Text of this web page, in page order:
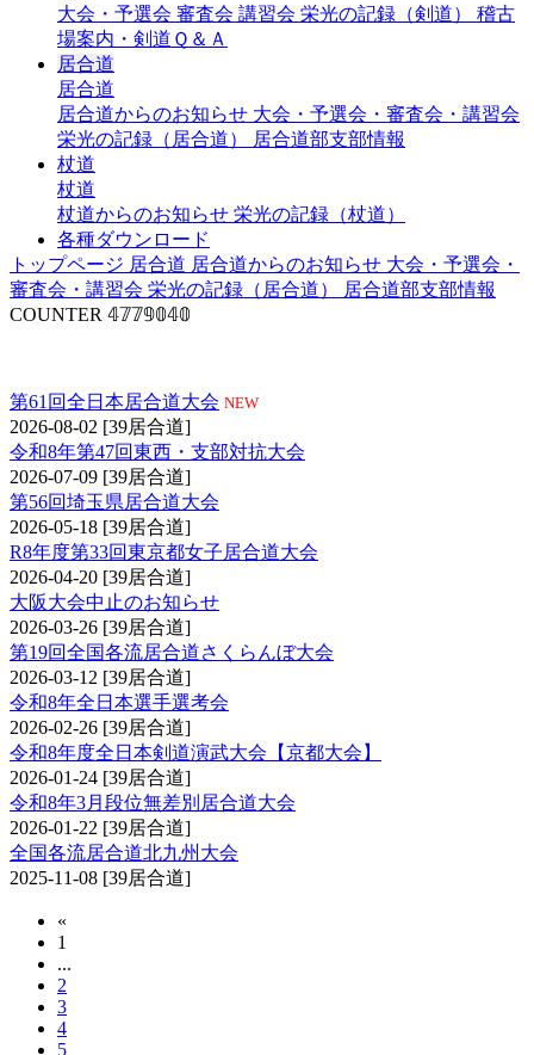
大会・予選会 審査会 講習会 栄光の記録（剣道） 稽古
場案内・剣道Ｑ＆Ａ
居合道
居合道
居合道からのお知らせ 大会・予選会・審査会・講習会
栄光の記録（居合道）
居合道部支部情報
杖道
杖道
杖道からのお知らせ 栄光の記録（杖道）
各種ダウンロード
トップページ 居合道 居合道からのお知らせ 大会・予選会・
審査会・講習会 栄光の記録（居合道）
居合道部支部情報
COUNTER 𝟜𝟟𝟟𝟡𝟘𝟜𝟘
第61回全日本居合道大会 NEW
2026-08-02 [39居合道]
令和8年第47回東西・支部対抗大会
2026-07-09 [39居合道]
第56回埼玉県居合道大会
2026-05-18 [39居合道]
R8年度第33回東京都女子居合道大会
2026-04-20 [39居合道]
大阪大会中止のお知らせ
2026-03-26 [39居合道]
第19回全国各流居合道さくらんぼ大会
2026-03-12 [39居合道]
令和8年全日本選手選考会
2026-02-26 [39居合道]
令和8年度全日本剣道演武大会【京都大会】
2026-01-24 [39居合道]
令和8年3月段位無差別居合道大会
2026-01-22 [39居合道]
全国各流居合道北九州大会
2025-11-08 [39居合道]
«
1
...
2
3
4
5